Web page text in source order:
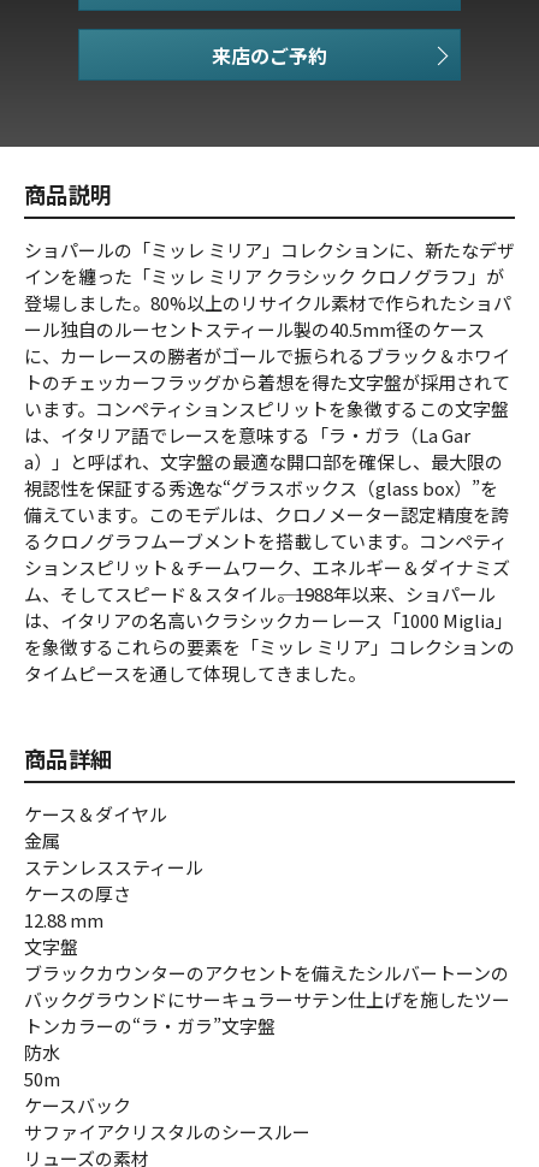
商品説明
ショパールの「ミッレ ミリア」コレクションに、新たなデザ
インを纏った「ミッレ ミリア クラシック クロノグラフ」が
登場しました。80%以上のリサイクル素材で作られたショパ
ール独自のルーセントスティール製の40.5mm径のケース
に、カーレースの勝者がゴールで振られるブラック＆ホワイ
トのチェッカーフラッグから着想を得た文字盤が採用されて
います。コンペティションスピリットを象徴するこの文字盤
は、イタリア語でレースを意味する「ラ・ガラ（La Gar
a）」と呼ばれ、文字盤の最適な開口部を確保し、最大限の
視認性を保証する秀逸な“グラスボックス（glass box）”を
備えています。このモデルは、クロノメーター認定精度を誇
るクロノグラフムーブメントを搭載しています。コンペティ
ションスピリット＆チームワーク、エネルギー＆ダイナミズ
ム、そしてスピード＆スタイル――。1988年以来、ショパール
は、イタリアの名高いクラシックカーレース「1000 Miglia」
を象徴するこれらの要素を「ミッレ ミリア」コレクションの
タイムピースを通して体現してきました。
商品詳細
ケース＆ダイヤル
金属
ステンレススティール
ケースの厚さ
12.88 mm
文字盤
ブラックカウンターのアクセントを備えたシルバートーンの
バックグラウンドにサーキュラーサテン仕上げを施したツー
トンカラーの“ラ・ガラ”文字盤
防水
50m
ケースバック
サファイアクリスタルのシースルー
リューズの素材